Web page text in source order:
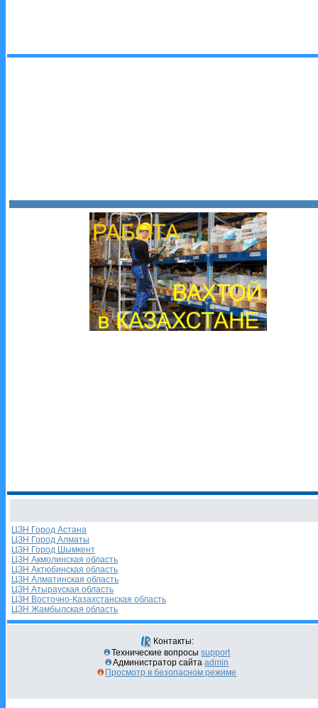
ЦЗН Город Астана
ЦЗН Город Алматы
ЦЗН Город Шымкент
ЦЗН Акмолинская область
ЦЗН Актюбинская область
ЦЗН Алматинская область
ЦЗН Атырауская область
ЦЗН Восточно-Казахстанская область
ЦЗН Жамбылская область
Контакты:
Технические вопросыsupport
Администратор сайтаadmin
Просмотр в безопасном режиме